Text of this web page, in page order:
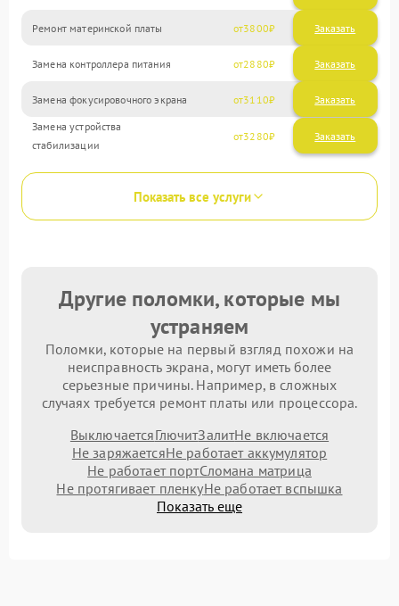
Ремонт материнской платы 3800
Замена контроллера питания 2880
Замена фокусировочного экрана 3110
Замена устройства
стабилизации
3280
Показать все услуги
Другие поломки, которые мы
устраняем
Поломки, которые на первый взгляд похожи на
неисправность экрана, могут иметь более
серьезные причины. Например, в сложных
случаях требуется ремонт платы или процессора.
ВыключаетсяГлючитЗалитНе включается
Не заряжаетсяНе работает аккумулятор
Не работает портСломана матрица
Не протягивает пленкуНе работает вспышка
Показать еще